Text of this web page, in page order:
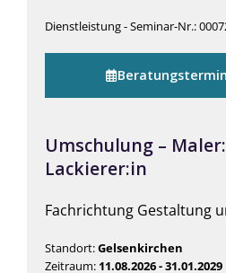
Dienstleistung - Seminar-Nr.:
Umschulung –
Lackierer:in
Fachrichtung Gestaltung
Standort:Gelsenkirchen
Zeitraum: 11.08.2026 - 31.01.2029